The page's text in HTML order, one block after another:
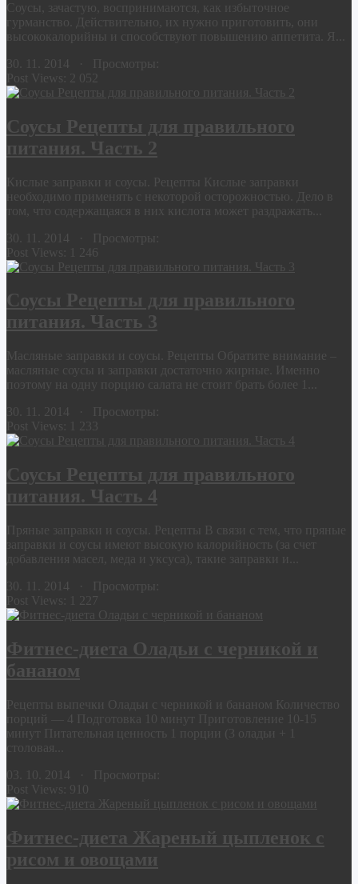
Соусы, зачастую, воспринимаются, как избыточное
гурманство. Действительно, их нужно приготовить, они
высококалорийны и способствуют повышению аппетита. Я...
30. 11. 2014 · Просмотры:
Post Views:
2 052
Соусы Рецепты для правильного
питания. Часть 2
Кислые заправки и соусы. Рецепты Кислые заправки
необходимо применять с некоторой осторожностью. Дело в
том, что содержащаяся в них кислота может раздражать...
30. 11. 2014 · Просмотры:
Post Views:
1 246
Соусы Рецепты для правильного
питания. Часть 3
Масляные заправки и соусы. Рецепты Обратите внимание –
масляные соусы и заправки достаточно жирные. Именно
поэтому на одну порцию салата не стоит брать более 1...
30. 11. 2014 · Просмотры:
Post Views:
1 233
Соусы Рецепты для правильного
питания. Часть 4
Пряные заправки и соусы. Рецепты В связи с тем, что пряные
заправки и соусы имеют высокую калорийность (за счет
добавления масел, меда и уксуса), такие заправки и...
30. 11. 2014 · Просмотры:
Post Views:
1 227
Фитнес-диета Оладьи с черникой и
бананом
Рецепты выпечки Оладьи с черникой и бананом Количество
порций — 4 Подготовка 10 минут Приготовление 10-15
минут Питательная ценность 1 порции (3 оладьи + 1
столовая...
03. 10. 2014 · Просмотры:
Post Views: 910
Фитнес-диета Жареный цыпленок с
рисом и овощами